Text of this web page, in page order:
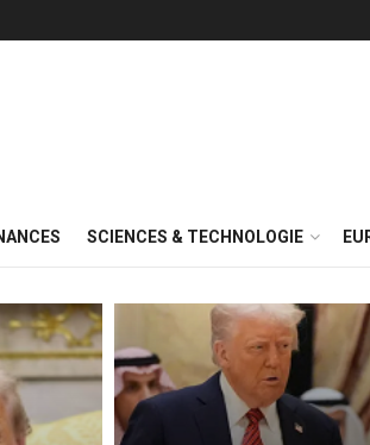
SCIENCES & TECHNOLOGIE